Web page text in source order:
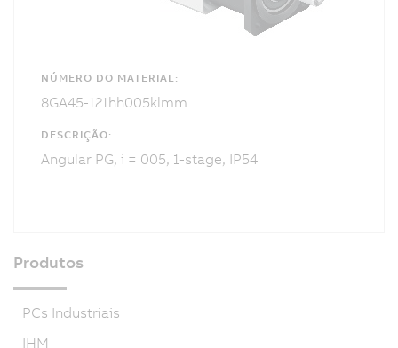
NÚMERO DO MATERIAL:
8GA45-121hh005klmm
DESCRIÇÃO:
Angular PG, i = 005, 1-stage, IP54
Produtos
PCs Industriais
IHM